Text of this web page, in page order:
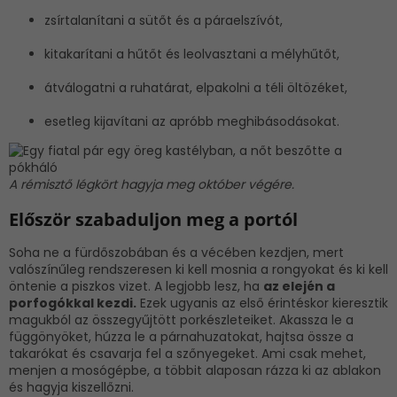
zsírtalanítani a sütőt és a páraelszívót,
kitakarítani a hűtőt és leolvasztani a mélyhűtőt,
átválogatni a ruhatárat, elpakolni a téli öltözéket,
esetleg kijavítani az apróbb meghibásodásokat.
A rémisztő légkört hagyja meg október végére.
Először szabaduljon meg a portól
Soha ne a fürdőszobában és a vécében kezdjen, mert
valószínűleg rendszeresen ki kell mosnia a rongyokat és ki kell
öntenie a piszkos vizet. A legjobb lesz, ha az elején a
porfogókkal kezdi. Ezek ugyanis az első érintéskor kieresztik
magukból az összegyűjtött porkészleteiket. Akassza le a
függönyöket, húzza le a párnahuzatokat, hajtsa össze a
takarókat és csavarja fel a szőnyegeket. Ami csak mehet,
menjen a mosógépbe, a többit alaposan rázza ki az ablakon
és hagyja kiszellőzni.